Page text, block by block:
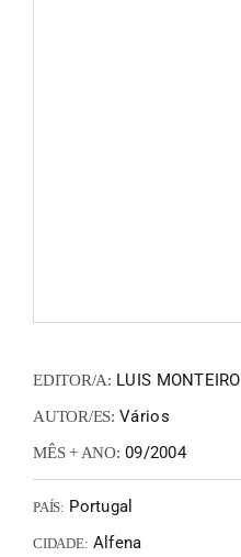
EDITOR/A: LUIS MONTEIRO
AUTOR/ES: Vários
MÊS + ANO: 09/2004
PAÍS: Portugal
CIDADE: Alfena